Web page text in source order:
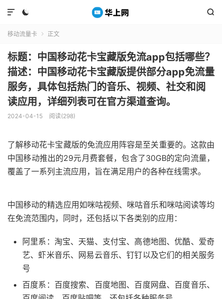
 

移动流量卡  正文
标题：中国移动花卡宝藏版免流app包括哪些？
描述：中国移动花卡宝藏版提供部分app免流量
服务，具体包括热门的音乐、视频、社交和阅
读应用，详细列表可在官方渠道查询。
2024-04-15 阅读(298)
了解移动花卡宝藏版的免流应用阵容是至关重要的。这款由
中国移动推出的29元月费套餐，包含了30GB的定向流量，
覆盖了一系列主流应用，旨在满足用户的各种在线需求。
中国移动的精选应用如咪咕视频、咪咕音乐和咪咕阅读等均
在免流范围内，同时，还包括以下各类别的应用：
阿里系：淘宝、天猫、支付宝、高德地图、优酷、爱奇
艺、虾米音乐、网易云音乐、钉钉以及它们的相关服务
号
百度系：百度搜索、百度地图、百度网盘、百度音乐、